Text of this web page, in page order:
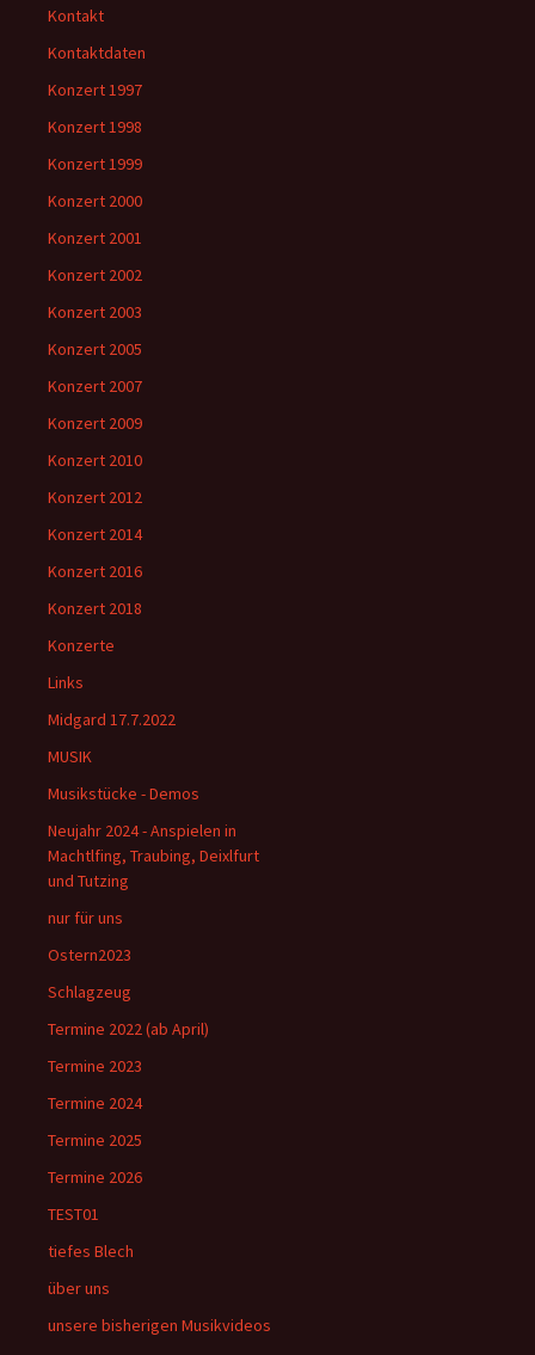
Kontakt
Kontaktdaten
Konzert 1997
Konzert 1998
Konzert 1999
Konzert 2000
Konzert 2001
Konzert 2002
Konzert 2003
Konzert 2005
Konzert 2007
Konzert 2009
Konzert 2010
Konzert 2012
Konzert 2014
Konzert 2016
Konzert 2018
Konzerte
Links
Midgard 17.7.2022
MUSIK
Musikstücke - Demos
Neujahr 2024 - Anspielen in
Machtlfing, Traubing, Deixlfurt
und Tutzing
nur für uns
Ostern2023
Schlagzeug
Termine 2022 (ab April)
Termine 2023
Termine 2024
Termine 2025
Termine 2026
TEST01
tiefes Blech
über uns
unsere bisherigen Musikvideos